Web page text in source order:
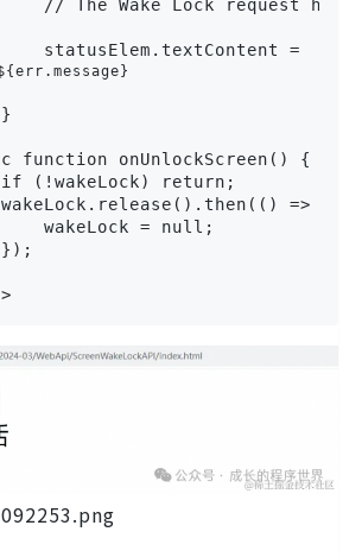
// The Wake Lock request has
statusElem.textContent =
function onUnlockScreen() {
(!wakeLock) return;
=> {
wakeLock = null;